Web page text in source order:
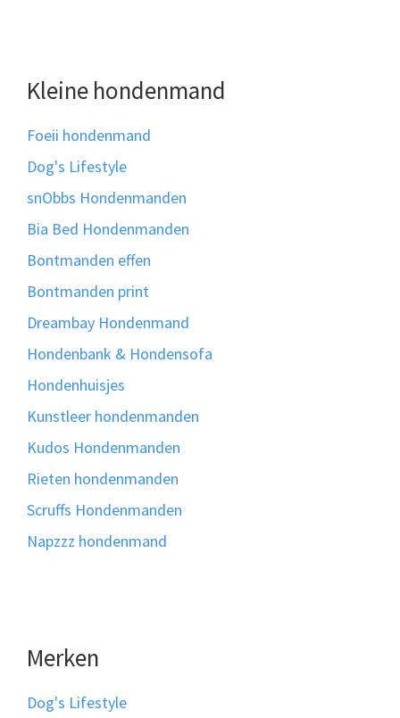
Kleine hondenmand
Foeii hondenmand
Dog's Lifestyle
snObbs Hondenmanden
Bia Bed Hondenmanden
Bontmanden effen
Bontmanden print
Dreambay Hondenmand
Hondenbank & Hondensofa
Hondenhuisjes
Kunstleer hondenmanden
Kudos Hondenmanden
Rieten hondenmanden
Scruffs Hondenmanden
Napzzz hondenmand
Merken
Dog's Lifestyle